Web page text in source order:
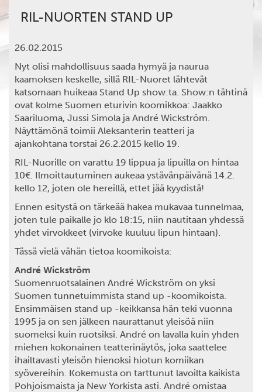
RIL-NUORTEN STAND UP
26.02.2015
Nyt olisi mahdollisuus saada hymyä ja naurua
kaamoksen keskelle, sillä RIL-Nuoret lähtevät
katsomaan huikeaa Stand Up show:ta. Show:n tähtinä
ovat kolme Suomen eturivin koomikkoa: Jaakko
Saariluoma, Jussi Simola ja André Wickström.
Näyttämönä toimii Aleksanterin teatteri ja
ajankohtana torstai 26.2.2015 kello 19.
RIL-Nuorille on varattu 19 lippua ja lipuilla on hintaa
10€. Ilmoittautuminen aukeaa ystävänpäivänä 14.2.
kello 12, joten ole hereillä, ettet jää kyydistä!
Ennen esitystä on tärkeää hakea mukavaa tunnelmaa,
joten tule paikalle jo klo 18:15, niin nautitaan yhdessä
yhdet virvokkeet (virvoke kuuluu lipun hintaan).
Tässä vielä vähän tietoa koomikoista:
André Wickström
Suomenruotsalainen André Wickström on yksi
Suomen tunnetuimmista stand up -koomikoista.
Ensimmäisen stand up -keikkansa hän teki vuonna
1995 ja on sen jälkeen naurattanut yleisöä niin
suomeksi kuin ruotsiksi. André on lavalla kuin yhden
miehen kokonainen teatterinäytös, joka saattelee
ihailtavasti yleisön hienoksi hiotun komiikan
syövereihin. Kokemusta on tarttunut lavoilta kaikista
Pohjoismaista ja New Yorkista asti. André omistaa